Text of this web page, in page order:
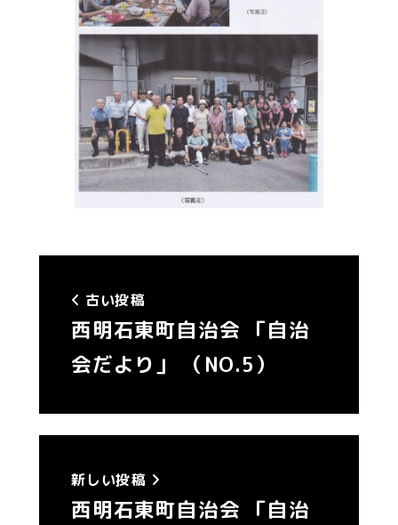
古い投稿
西明石東町自治会 「自治
会だより」 （NO.5）
新しい投稿
西明石東町自治会 「自治